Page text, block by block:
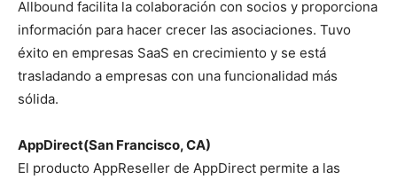
Allbound facilita la colaboración con socios y proporciona
información para hacer crecer las asociaciones. Tuvo
éxito en empresas SaaS en crecimiento y se está
trasladando a empresas con una funcionalidad más
sólida.
AppDirect(San Francisco, CA)
El producto AppReseller de AppDirect permite a las